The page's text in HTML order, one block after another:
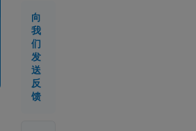
服务许可
证
使
用
脚
本
进
向
我
们
发
送
反
馈